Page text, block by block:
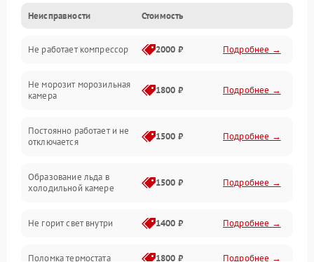
Механика
Электропитание
Дренаж
Неисправности Стоимость
Не работает компрессор 2000 ₽ Подробнее →
Не морозит морозильная
камера
1800 ₽ Подробнее →
Постоянно работает и не
отключается
1500 ₽ Подробнее →
Образование льда в
холодильной камере
1500 ₽ Подробнее →
Не горит свет внутри 1400 ₽ Подробнее →
Поломка термостата 1800 ₽ Подробнее →